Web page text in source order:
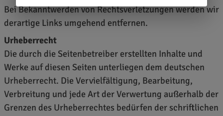
Bei Bekanntwerden von Rechtsverletzungen werden wir
derartige Links umgehend entfernen.
Urheberrecht
Die durch die Seitenbetreiber erstellten Inhalte und
Werke auf diesen Seiten unterliegen dem deutschen
Urheberrecht. Die Vervielfältigung, Bearbeitung,
Verbreitung und jede Art der Verwertung außerhalb der
Grenzen des Urheberrechtes bedürfen der schriftlichen